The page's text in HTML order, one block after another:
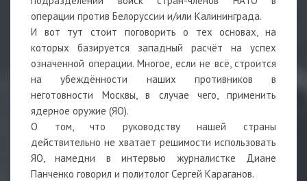
операции против Белоруссии и/или Калининграда.
И вот тут стоит поговорить о тех основах, на
которых базируется западный расчёт на успех
означенной операции. Многое, если не всё, строится
на убеждённости наших противников в
неготовности Москвы, в случае чего, применить
ядерное оружие (ЯО).
О том, что руководству нашей страны
действительно не хватает решимости использовать
ЯО, намедни в интервью журналистке Диане
Панченко говорил и политолог Сергей Караганов.